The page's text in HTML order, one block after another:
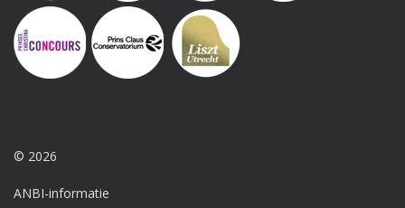
© 2026
ANBI-informatie